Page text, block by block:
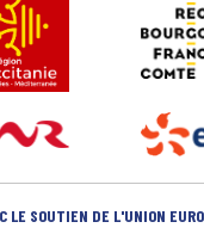
LE SOUTIEN DE L'UNION